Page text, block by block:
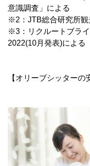
意識調査」による
※2：JTB総合研究所観
※3：リクルートブラ
2022(10月発表)による
【オリーブシッターの